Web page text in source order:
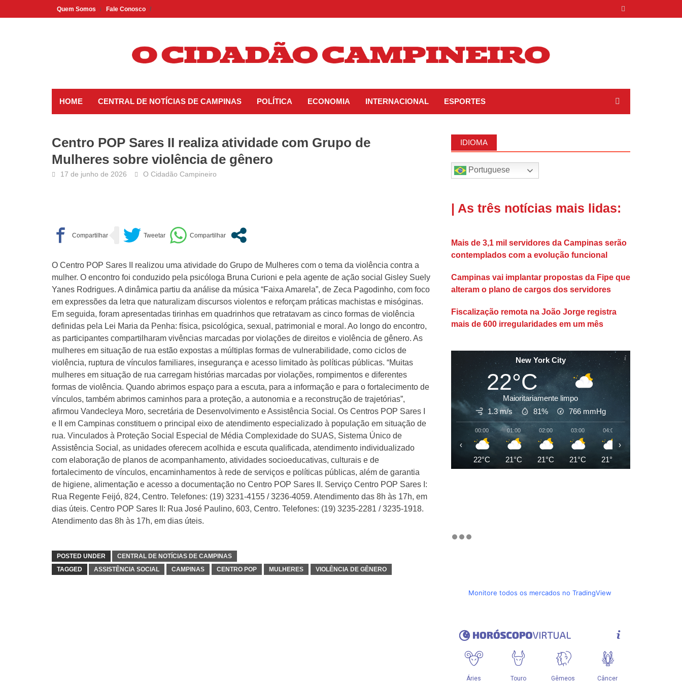
to
Quem Somos Fale Conosco
HOME CENTRAL DE NOTÍCIAS DE CAMPINAS POLÍTICA ECONOMIA INTERNACIONAL ESPORTES
Centro POP Sares II realiza atividade com Grupo de
Mulheres sobre violência de gênero
17 de junho de 2026 O Cidadão Campineiro
O Centro POP Sares II realizou uma atividade do Grupo de Mulheres com o tema da violência contra a
mulher. O encontro foi conduzido pela psicóloga Bruna Curioni e pela agente de ação social Gisley Suely
Yanes Rodrigues. A dinâmica partiu da análise da música “Faixa Amarela”, de Zeca Pagodinho, com foco
em expressões da letra que naturalizam discursos violentos e reforçam práticas machistas e misóginas.
Em seguida, foram apresentadas tirinhas em quadrinhos que retratavam as cinco formas de violência
definidas pela Lei Maria da Penha: física, psicológica, sexual, patrimonial e moral. Ao longo do encontro,
as participantes compartilharam vivências marcadas por violações de direitos e violência de gênero. As
mulheres em situação de rua estão expostas a múltiplas formas de vulnerabilidade, como ciclos de
violência, ruptura de vínculos familiares, insegurança e acesso limitado às políticas públicas. “Muitas
mulheres em situação de rua carregam histórias marcadas por violações, rompimentos e diferentes
formas de violência. Quando abrimos espaço para a escuta, para a informação e para o fortalecimento de
vínculos, também abrimos caminhos para a proteção, a autonomia e a reconstrução de trajetórias”,
afirmou Vandecleya Moro, secretária de Desenvolvimento e Assistência Social. Os Centros POP Sares I
e II em Campinas constituem o principal eixo de atendimento especializado à população em situação de
rua. Vinculados à Proteção Social Especial de Média Complexidade do SUAS, Sistema Único de
Assistência Social, as unidades oferecem acolhida e escuta qualificada, atendimento individualizado
com elaboração de planos de acompanhamento, atividades socioeducativas, culturais e de
fortalecimento de vínculos, encaminhamentos à rede de serviços e políticas públicas, além de garantia
de higiene, alimentação e acesso a documentação no Centro POP Sares II. Serviço Centro POP Sares I:
Rua Regente Feijó, 824, Centro. Telefones: (19) 3231-4155 / 3236-4059. Atendimento das 8h às 17h, em
dias úteis. Centro POP Sares II: Rua José Paulino, 603, Centro. Telefones: (19) 3235-2281 / 3235-1918.
Atendimento das 8h às 17h, em dias úteis.
POSTED UNDER
CENTRAL DE NOTÍCIAS DE CAMPINAS
TAGGED
ASSISTÊNCIA SOCIAL CAMPINAS CENTRO POP MULHERES VIOLÊNCIA DE GÊNERO
IDIOMA
Portuguese
| As três notícias mais lidas:
Mais de 3,1 mil servidores da Campinas serão
contemplados com a evolução funcional
Campinas vai implantar propostas da Fipe que
alteram o plano de cargos dos servidores
Fiscalização remota na João Jorge registra
mais de 600 irregularidades em um mês
New York City
22°C
Maioritariamente limpo
1.3 m/s
81% 766 mmHg
00:00
22°C
01:00
21°C
02:00
21°C
03:00
21°C
04:00
21°C
‹ ›
Monitore todos os mercados no TradingView